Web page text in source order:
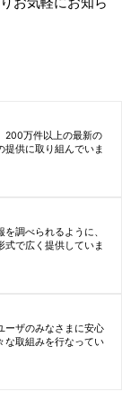
200万件以上の最新の
提供に取り組んでいま
調べられるように、
式で広く提供していま
ーザのみなさまに安心
な取組みを行なってい